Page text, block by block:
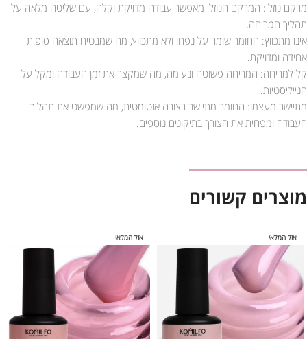
מרקם נוזלי: המרקם הנוזלי מאפשר עבודה מדויקת וקלה, עם שליטה מלאה על
תהליך המריחה.
אינו מתכווץ: החומר שומר על נפחו ולא מתכווץ, מה שמבטיח תוצאה סופית
אחידה ומדויקת.
קל למריחה: המריחה פשוטה ונעימה, מה שמקצר את זמן העבודה ומקל על
הנייליסטיות.
מתיישר מעצמו: החומר מתיישר בצורה אוטומטית, מה שמפשט את תהליך
העבודה ומפחית את הצורך בתיקונים נוספים.
מוצרים קשורים
אזל המלאי אזל המלאי